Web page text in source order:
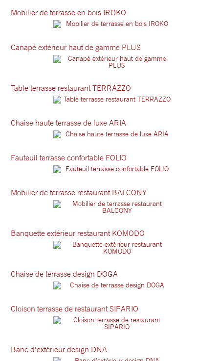
Mobilier de terrasse en bois IROKO
Canapé extérieur haut de gamme PLUS
Table terrasse restaurant TERRAZZO
Chaise haute terrasse de luxe ARIA
Fauteuil terrasse confortable FOLIO
Mobilier de terrasse restaurant BALCONY
Banquette extérieur restaurant KOMODO
Chaise de terrasse design DOGA
Cloison terrasse de restaurant SIPARIO
Banc d'extérieur design DNA